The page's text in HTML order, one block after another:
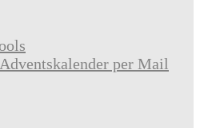
per Mail